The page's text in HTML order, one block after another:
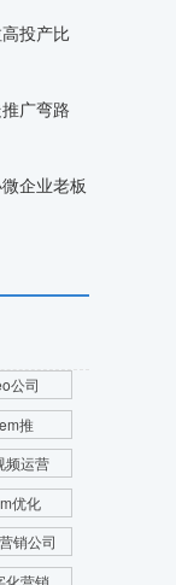
投产比
广弯路
企业老板
公司
推
频运营
优化
销公司
化营销